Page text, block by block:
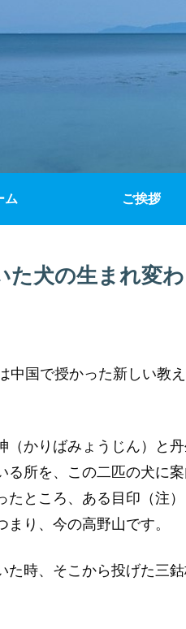
ム ご挨拶
た犬の生まれ変
中国で授かった新しい教
（かりばみょうじん）と
る所を、この二匹の犬に
たところ、ある目印（注
り、今の高野山です。
た時、そこから投げた三